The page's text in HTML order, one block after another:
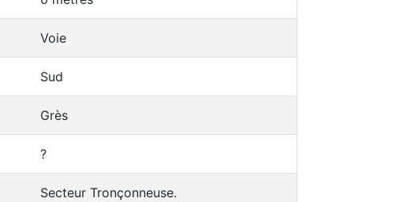
Voie
Sud
Grès
?
Secteur Tronçonneuse.